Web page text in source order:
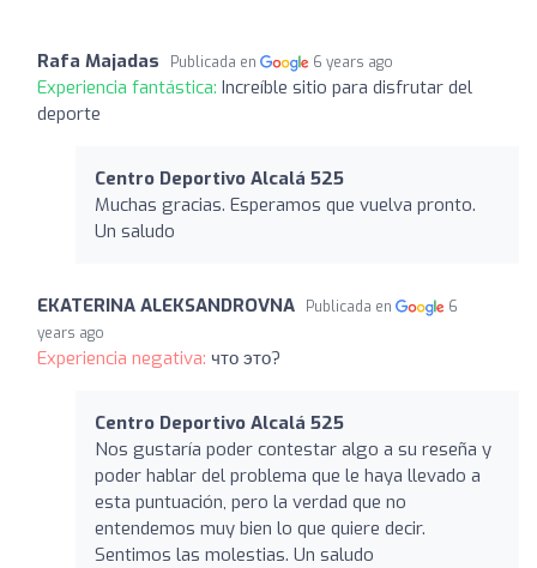
Rafa Majadas Publicada en 6 years ago
Experiencia fantástica: Increíble sitio para disfrutar del
deporte
Centro Deportivo Alcalá 525
Muchas gracias. Esperamos que vuelva pronto.
Un saludo
EKATERINA ALEKSANDROVNA Publicada en
6
years ago
Experiencia negativa: что это?
Centro Deportivo Alcalá 525
Nos gustaría poder contestar algo a su reseña y
poder hablar del problema que le haya llevado a
esta puntuación, pero la verdad que no
entendemos muy bien lo que quiere decir.
Sentimos las molestias. Un saludo